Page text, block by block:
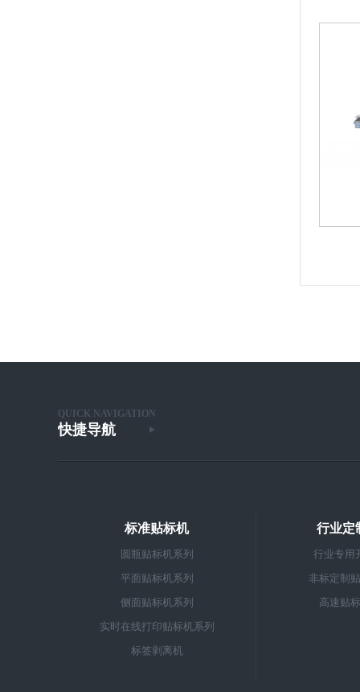
QUICK NAVIGATION
快捷导航
标准贴标机
圆瓶贴标机系列
平面贴标机系列
侧面贴标机系列
实时在线打印贴标机系列
标签剥离机
行业定
行业专用
非标定制
高速贴